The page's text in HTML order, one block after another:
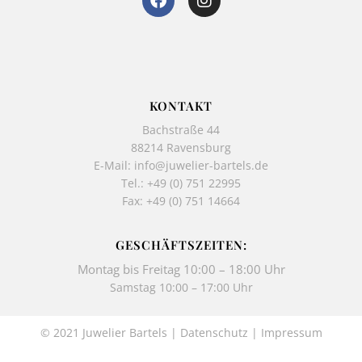
a
k
-
f
n
a
m
KONTAKT
Bachstraße 44
88214 Ravensburg
E-Mail: info@juwelier-bartels.de
Tel.: +49 (0) 751 22995
Fax: +49 (0) 751 14664
GESCHÄFTSZEITEN:
Montag bis Freitag 10:00 – 18:00 Uhr
Samstag 10:00 – 17:00 Uhr
© 2021 Juwelier Bartels | Datenschutz | Impressum